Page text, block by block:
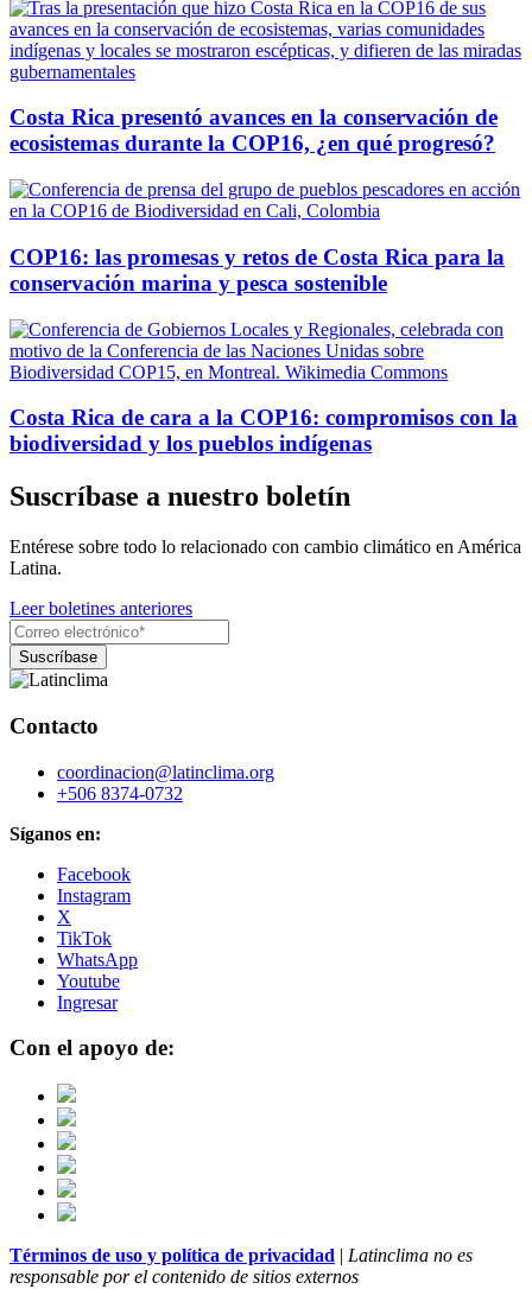
Costa Rica presentó avances en la conservación de
ecosistemas durante la COP16, ¿en qué progresó?
COP16: las promesas y retos de Costa Rica para la
conservación marina y pesca sostenible
Costa Rica de cara a la COP16: compromisos con la
biodiversidad y los pueblos indígenas
Suscríbase a nuestro boletín
Entérese sobre todo lo relacionado con cambio climático en América
Latina.
Leer boletines anteriores
Contacto
coordinacion@latinclima.org
+506 8374-0732
Síganos en:
Facebook
Instagram
X
TikTok
WhatsApp
Youtube
Ingresar
Con el apoyo de:
Términos de uso y política de privacidad | Latinclima no es
responsable por el contenido de sitios externos